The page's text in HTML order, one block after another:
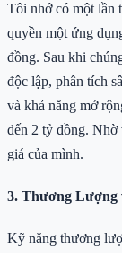
Tôi nhớ có một lần
quyền một ứng
đồng. Sau khi
độc lập, phân tích
và khả năng mở
đến 2 tỷ đồng. Nhờ
giá của mình.
3. Thương Lượng
Kỹ năng thương